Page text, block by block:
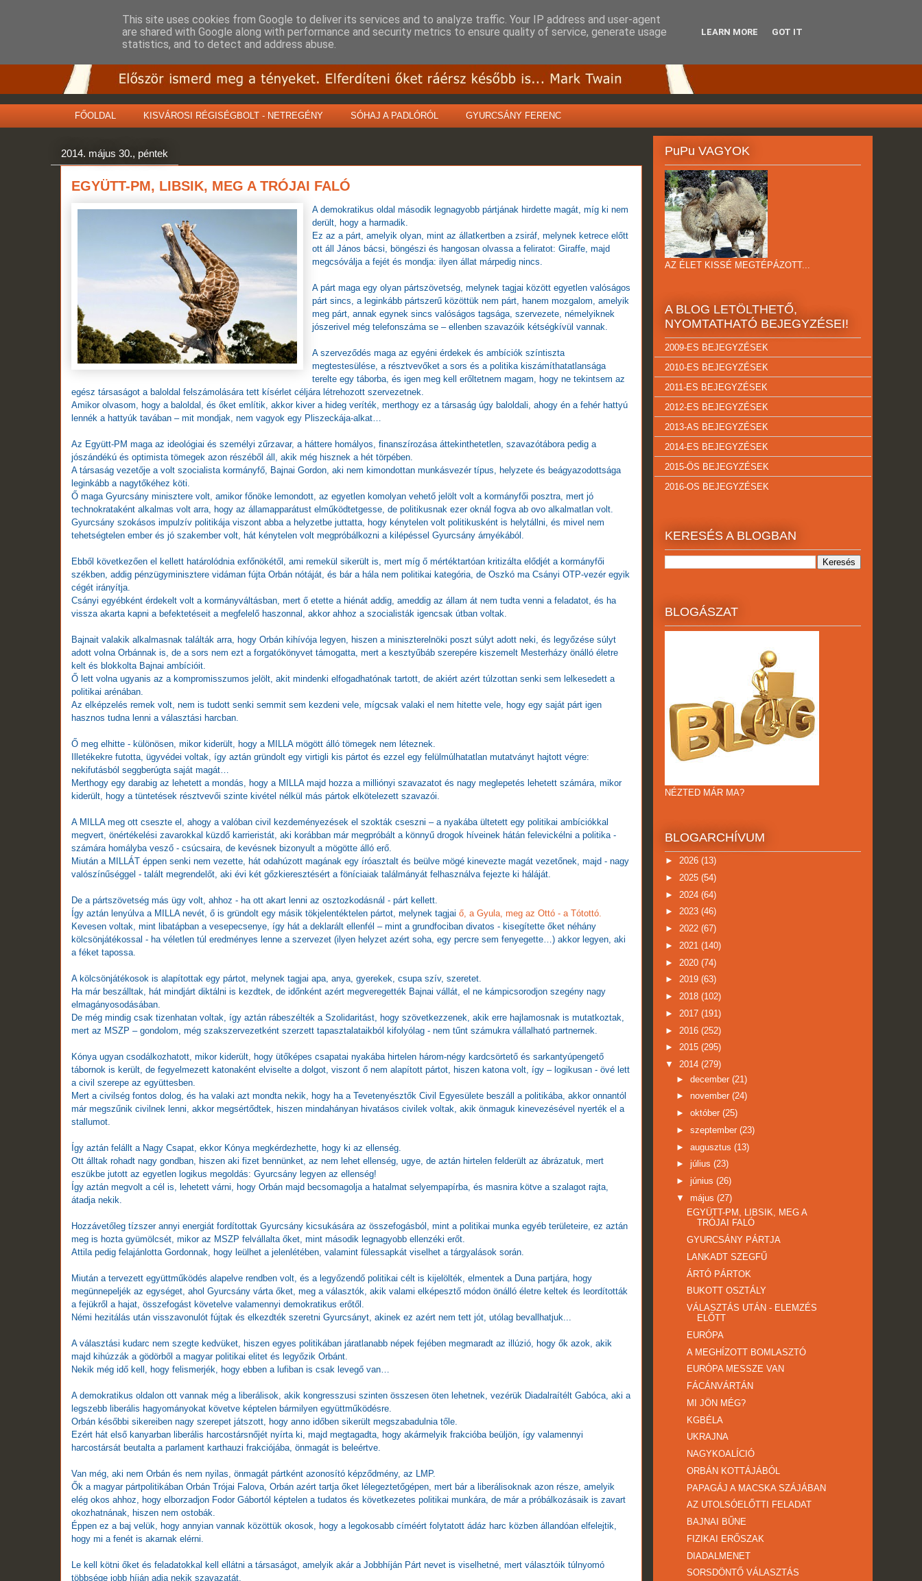
FŐOLDAL KISVÁROSI RÉGISÉGBOLT - NETREGÉNY SÓHAJ A PADLÓRÓL GYURCSÁNY FERENC
2014. május 30., péntek
EGYÜTT-PM, LIBSIK, MEG A TRÓJAI FALÓ
A demokratikus oldal második legnagyobb pártjának hirdette magát, míg ki nem
derült, hogy a harmadik.
Ez az a párt, amelyik olyan, mint az állatkertben a zsiráf, melynek ketrece előtt
ott áll János bácsi, böngészi és hangosan olvassa a feliratot: Giraffe, majd
megcsóválja a fejét és mondja: ilyen állat márpedig nincs.
A párt maga egy olyan pártszövetség, melynek tagjai között egyetlen valóságos
párt sincs, a leginkább pártszerű közöttük nem párt, hanem mozgalom, amelyik
meg párt, annak egynek sincs valóságos tagsága, szervezete, némelyiknek
jószerivel még telefonszáma se – ellenben szavazóik kétségkívül vannak.
A szerveződés maga az egyéni érdekek és ambíciók színtiszta
megtestesülése, a résztvevőket a sors és a politika kiszámíthatatlansága
terelte egy táborba, és igen meg kell erőltetnem magam, hogy ne tekintsem az
egész társaságot a baloldal felszámolására tett kísérlet céljára létrehozott szervezetnek.
Amikor olvasom, hogy a baloldal, és őket említik, akkor kiver a hideg veríték, merthogy ez a társaság úgy baloldali, ahogy én a fehér hattyú
lennék a hattyúk tavában – mit mondjak, nem vagyok egy Pliszeckája-alkat…
Az Együtt-PM maga az ideológiai és személyi zűrzavar, a háttere homályos, finanszírozása áttekinthetetlen, szavazótábora pedig a
jószándékú és optimista tömegek azon részéből áll, akik még hisznek a hét törpében.
A társaság vezetője a volt szocialista kormányfő, Bajnai Gordon, aki nem kimondottan munkásvezér típus, helyzete és beágyazodottsága
leginkább a nagytőkéhez köti.
Ő maga Gyurcsány minisztere volt, amikor főnöke lemondott, az egyetlen komolyan vehető jelölt volt a kormányfői posztra, mert jó
technokrataként alkalmas volt arra, hogy az államapparátust elműködtetgesse, de politikusnak ezer oknál fogva ab ovo alkalmatlan volt.
Gyurcsány szokásos impulzív politikája viszont abba a helyzetbe juttatta, hogy kénytelen volt politikusként is helytállni, és mivel nem
tehetségtelen ember és jó szakember volt, hát kénytelen volt megpróbálkozni a kilépéssel Gyurcsány árnyékából.
Ebből következően el kellett határolódnia exfőnökétől, ami remekül sikerült is, mert míg ő mértéktartóan kritizálta elődjét a kormányfői
székben, addig pénzügyminisztere vidáman fújta Orbán nótáját, és bár a hála nem politikai kategória, de Oszkó ma Csányi OTP-vezér egyik
cégét irányítja.
Csányi egyébként érdekelt volt a kormányváltásban, mert ő etette a hiénát addig, ameddig az állam át nem tudta venni a feladatot, és ha
vissza akarta kapni a befektetéseit a megfelelő haszonnal, akkor ahhoz a szocialisták igencsak útban voltak.
Bajnait valakik alkalmasnak találták arra, hogy Orbán kihívója legyen, hiszen a miniszterelnöki poszt súlyt adott neki, és legyőzése súlyt
adott volna Orbánnak is, de a sors nem ezt a forgatókönyvet támogatta, mert a kesztyűbáb szerepére kiszemelt Mesterházy önálló életre
kelt és blokkolta Bajnai ambícióit.
Ő lett volna ugyanis az a kompromisszumos jelölt, akit mindenki elfogadhatónak tartott, de akiért azért túlzottan senki sem lelkesedett a
politikai arénában.
Az elképzelés remek volt, nem is tudott senki semmit sem kezdeni vele, mígcsak valaki el nem hitette vele, hogy egy saját párt igen
hasznos tudna lenni a választási harcban.
Ő meg elhitte - különösen, mikor kiderült, hogy a MILLA mögött álló tömegek nem léteznek.
Illetékekre futotta, ügyvédei voltak, így aztán gründolt egy virtigli kis pártot és ezzel egy felülmúlhatatlan mutatványt hajtott végre:
nekifutásból seggberúgta saját magát…
Merthogy egy darabig az lehetett a mondás, hogy a MILLA majd hozza a milliónyi szavazatot és nagy meglepetés lehetett számára, mikor
kiderült, hogy a tüntetések résztvevői szinte kivétel nélkül más pártok elkötelezett szavazói.
A MILLA meg ott cseszte el, ahogy a valóban civil kezdeményezések el szokták cseszni – a nyakába ültetett egy politikai ambíciókkal
megvert, önértékelési zavarokkal küzdő karrieristát, aki korábban már megpróbált a könnyű drogok híveinek hátán felevickélni a politika -
számára homályba vesző - csúcsaira, de kevésnek bizonyult a mögötte álló erő.
Miután a MILLÁT éppen senki nem vezette, hát odahúzott magának egy íróasztalt és beülve mögé kinevezte magát vezetőnek, majd - nagy
valószínűséggel - talált megrendelőt, aki évi két gőzkieresztésért a föníciaiak találmányát felhasználva fejezte ki háláját.
De a pártszövetség más ügy volt, ahhoz - ha ott akart lenni az osztozkodásnál - párt kellett.
Így aztán lenyúlva a MILLA nevét, ő is gründolt egy másik tökjelentéktelen pártot, melynek tagjai ő, a Gyula, meg az Ottó - a Tótottó.
Kevesen voltak, mint libatápban a vesepecsenye, így hát a deklarált ellenfél – mint a grundfociban divatos - kisegítette őket néhány
kölcsönjátékossal - ha véletlen túl eredményes lenne a szervezet (ilyen helyzet azért soha, egy percre sem fenyegette…) akkor legyen, aki
a féket tapossa.
A kölcsönjátékosok is alapítottak egy pártot, melynek tagjai apa, anya, gyerekek, csupa szív, szeretet.
Ha már beszálltak, hát mindjárt diktálni is kezdtek, de időnként azért megveregették Bajnai vállát, el ne kámpicsorodjon szegény nagy
elmagányosodásában.
De még mindig csak tizenhatan voltak, így aztán rábeszélték a Szolidaritást, hogy szövetkezzenek, akik erre hajlamosnak is mutatkoztak,
mert az MSZP – gondolom, még szakszervezetként szerzett tapasztalataikból kifolyólag - nem tűnt számukra vállalható partnernek.
Kónya ugyan csodálkozhatott, mikor kiderült, hogy ütőképes csapatai nyakába hirtelen három-négy kardcsörtető és sarkantyúpengető
tábornok is került, de fegyelmezett katonaként elviselte a dolgot, viszont ő nem alapított pártot, hiszen katona volt, így – logikusan - övé lett
a civil szerepe az együttesben.
Mert a civilség fontos dolog, és ha valaki azt mondta nekik, hogy ha a Tevetenyésztők Civil Egyesülete beszáll a politikába, akkor onnantól
már megszűnik civilnek lenni, akkor megsértődtek, hiszen mindahányan hivatásos civilek voltak, akik önmaguk kinevezésével nyerték el a
stallumot.
Így aztán felállt a Nagy Csapat, ekkor Kónya megkérdezhette, hogy ki az ellenség.
Ott álltak rohadt nagy gondban, hiszen aki fizet bennünket, az nem lehet ellenség, ugye, de aztán hirtelen felderült az ábrázatuk, mert
eszükbe jutott az egyetlen logikus megoldás: Gyurcsány legyen az ellenség!
Így aztán megvolt a cél is, lehetett várni, hogy Orbán majd becsomagolja a hatalmat selyempapírba, és masnira kötve a szalagot rajta,
átadja nekik.
Hozzávetőleg tízszer annyi energiát fordítottak Gyurcsány kicsukására az összefogásból, mint a politikai munka egyéb területeire, ez aztán
meg is hozta gyümölcsét, mikor az MSZP felvállalta őket, mint második legnagyobb ellenzéki erőt.
Attila pedig felajánlotta Gordonnak, hogy leülhet a jelenlétében, valamint fülessapkát viselhet a tárgyalások során.
Miután a tervezett együttműködés alapelve rendben volt, és a legyőzendő politikai célt is kijelölték, elmentek a Duna partjára, hogy
megünnepeljék az egységet, ahol Gyurcsány várta őket, meg a választók, akik valami elképesztő módon önálló életre keltek és leordították
a fejükről a hajat, összefogást követelve valamennyi demokratikus erőtől.
Némi hezitálás után visszavonulót fújtak és elkezdték szeretni Gyurcsányt, akinek ez azért nem tett jót, utólag bevallhatjuk...
A választási kudarc nem szegte kedvüket, hiszen egyes politikában járatlanabb népek fejében megmaradt az illúzió, hogy ők azok, akik
majd kihúzzák a gödörből a magyar politikai elitet és legyőzik Orbánt.
Nekik még idő kell, hogy felismerjék, hogy ebben a lufiban is csak levegő van…
A demokratikus oldalon ott vannak még a liberálisok, akik kongresszusi szinten összesen öten lehetnek, vezérük Diadalraítélt Gabóca, aki a
legszebb liberális hagyományokat követve képtelen bármilyen együttműködésre.
Orbán későbbi sikereiben nagy szerepet játszott, hogy anno időben sikerült megszabadulnia tőle.
Ezért hát első kanyarban liberális harcostársnőjét nyírta ki, majd megtagadta, hogy akármelyik frakcióba beüljön, így valamennyi
harcostársát beutalta a parlament karthauzi frakciójába, önmagát is beleértve.
Van még, aki nem Orbán és nem nyilas, önmagát pártként azonosító képződmény, az LMP.
Ők a magyar pártpolitikában Orbán Trójai Falova, Orbán azért tartja őket lélegeztetőgépen, mert bár a liberálisoknak azon része, amelyik
elég okos ahhoz, hogy elborzadjon Fodor Gábortól képtelen a tudatos és következetes politikai munkára, de már a próbálkozásaik is zavart
okozhatnának, hiszen nem ostobák.
Éppen ez a baj velük, hogy annyian vannak közöttük okosok, hogy a legokosabb címéért folytatott ádáz harc közben állandóan elfelejtik,
hogy mi a fenét is akarnak elérni.
Le kell kötni őket és feladatokkal kell ellátni a társaságot, amelyik akár a Jobbhíján Párt nevet is viselhetné, mert választóik túlnyomó
többsége jobb híján adja nekik szavazatát.
PuPu VAGYOK
AZ ÉLET KISSÉ MEGTÉPÁZOTT...
A BLOG LETÖLTHETŐ,
NYOMTATHATÓ BEJEGYZÉSEI!
2009-ES BEJEGYZÉSEK
2010-ES BEJEGYZÉSEK
2011-ES BEJEGYZÉSEK
2012-ES BEJEGYZÉSEK
2013-AS BEJEGYZÉSEK
2014-ES BEJEGYZÉSEK
2015-ÖS BEJEGYZÉSEK
2016-OS BEJEGYZÉSEK
KERESÉS A BLOGBAN
BLOGÁSZAT
NÉZTED MÁR MA?
BLOGARCHÍVUM
► 2026 (13)
► 2025 (54)
► 2024 (64)
► 2023 (46)
► 2022 (67)
► 2021 (140)
► 2020 (74)
► 2019 (63)
► 2018 (102)
► 2017 (191)
► 2016 (252)
► 2015 (295)
▼ 2014 (279)
► december (21)
► november (24)
► október (25)
► szeptember (23)
► augusztus (13)
► július (23)
► június (26)
▼ május (27)
EGYÜTT-PM, LIBSIK, MEG A
TRÓJAI FALÓ
GYURCSÁNY PÁRTJA
LANKADT SZEGFŰ
ÁRTÓ PÁRTOK
BUKOTT OSZTÁLY
VÁLASZTÁS UTÁN - ELEMZÉS
ELŐTT
EURÓPA
A MEGHÍZOTT BOMLASZTÓ
EURÓPA MESSZE VAN
FÁCÁNVÁRTÁN
MI JÖN MÉG?
KGBÉLA
UKRAJNA
NAGYKOALÍCIÓ
ORBÁN KOTTÁJÁBÓL
PAPAGÁJ A MACSKA SZÁJÁBAN
AZ UTOLSÓELŐTTI FELADAT
BAJNAI BŰNE
FIZIKAI ERŐSZAK
DIADALMENET
SORSDÖNTŐ VÁLASZTÁS
This site uses cookies from Google to deliver its services and to analyze traffic. Your IP address and user-agent
are shared with Google along with performance and security metrics to ensure quality of service, generate usage
statistics, and to detect and address abuse.
LEARN MORE GOT IT